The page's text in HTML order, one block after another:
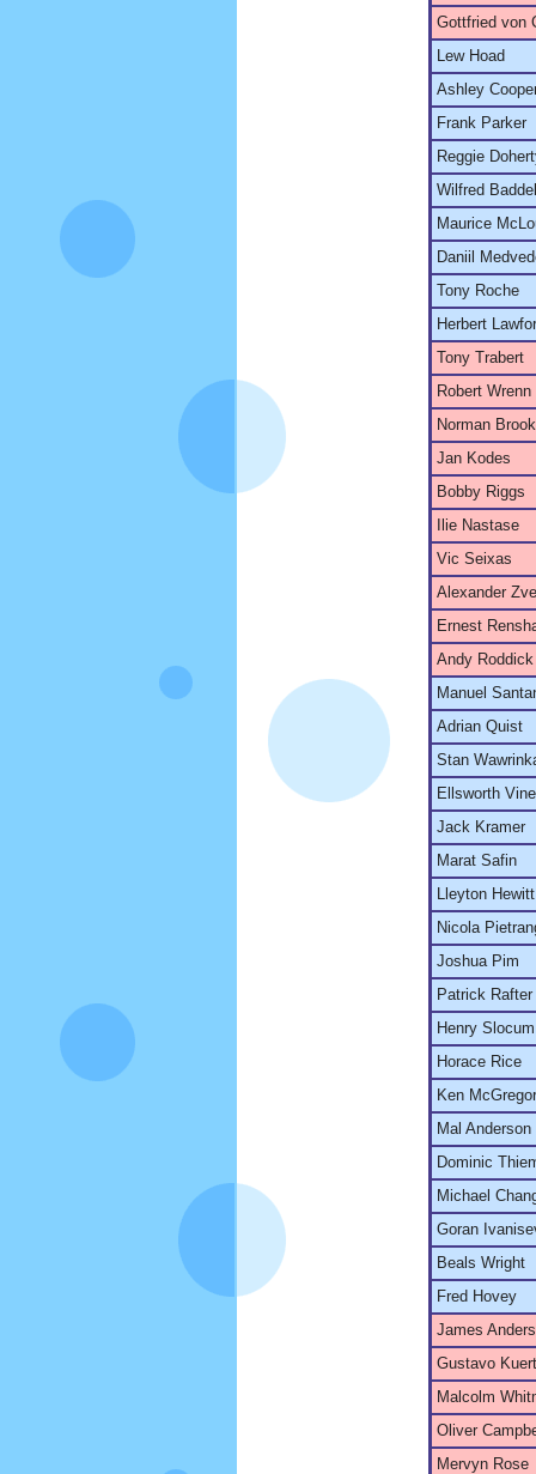
Gottfried von
Lew Hoad
Ashley
Frank Parker
Reggie
Wilfred
Maurice
Daniil
Tony Roche
Herbert
Tony Trabert
Robert Wrenn
Norman
Jan Kodes
Bobby Riggs
Ilie Nastase
Vic Seixas
Alexander
Ernest
Andy Roddick
Manuel
Adrian Quist
Stan
Ellsworth
Jack Kramer
Marat Safin
Lleyton Hewitt
Nicola
Joshua Pim
Patrick Rafter
Henry
Horace Rice
Ken McGregor
Mal Anderson
Dominic
Michael
Goran
Beals Wright
Fred Hovey
James
Gustavo
Malcolm
Oliver
Mervyn Rose